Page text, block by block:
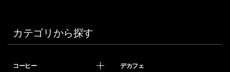
カテゴリから探す
コーヒー デカフェ